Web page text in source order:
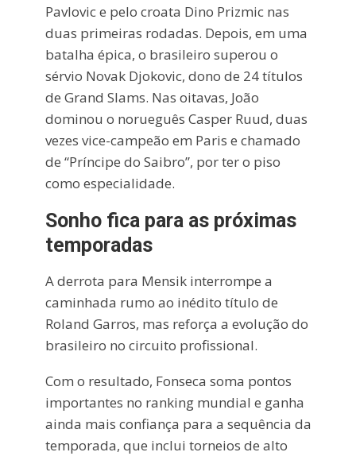
Pavlovic e pelo croata Dino Prizmic nas
duas primeiras rodadas. Depois, em uma
batalha épica, o brasileiro superou o
sérvio Novak Djokovic, dono de 24 títulos
de Grand Slams. Nas oitavas, João
dominou o norueguês Casper Ruud, duas
vezes vice-campeão em Paris e chamado
de “Príncipe do Saibro”, por ter o piso
como especialidade.
Sonho fica para as próximas
temporadas
A derrota para Mensik interrompe a
caminhada rumo ao inédito título de
Roland Garros, mas reforça a evolução do
brasileiro no circuito profissional.
Com o resultado, Fonseca soma pontos
importantes no ranking mundial e ganha
ainda mais confiança para a sequência da
temporada, que inclui torneios de alto